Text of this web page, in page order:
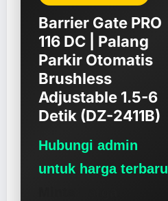
Barrier Gate PRO
116 DC | Palang
Parkir Otomatis
Brushless
Adjustable 1.5-6
Detik (DZ-2411B)
Hubungi admin
untuk harga terbaru